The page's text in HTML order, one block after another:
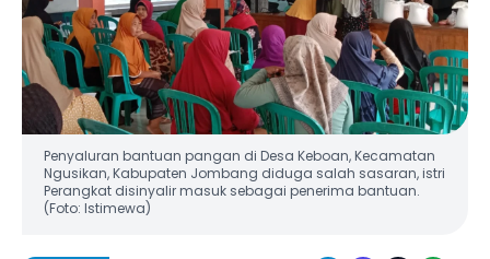
Penyaluran bantuan pangan di Desa Keboan, Kecamatan
Ngusikan, Kabupaten Jombang diduga salah sasaran, istri
Perangkat disinyalir masuk sebagai penerima bantuan.
(Foto: Istimewa)